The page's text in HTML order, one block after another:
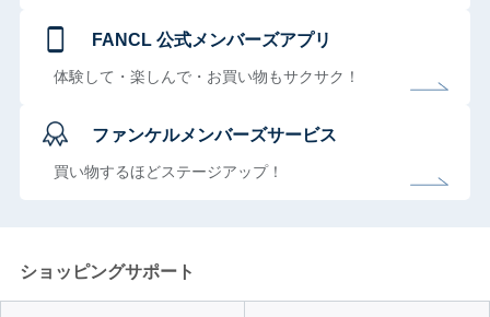
FANCL 公式メンバーズアプリ
体験して・楽しんで・お買い物もサクサク！
ファンケルメンバーズサービス
買い物するほどステージアップ！
ショッピングサポート